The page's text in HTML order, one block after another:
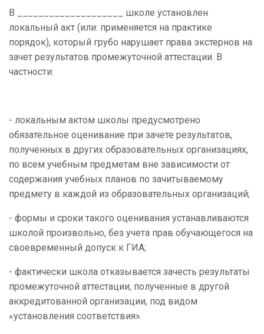
В ____________________ школе установлен
локальный акт (или: применяется на практике
порядок), который грубо нарушает права экстернов на
зачет результатов промежуточной аттестации. В
частности:
- локальным актом школы предусмотрено
обязательное оценивание при зачете результатов,
полученных в других образовательных организациях,
по всем учебным предметам вне зависимости от
содержания учебных планов по зачитываемому
предмету в каждой из образовательных организаций;
- формы и сроки такого оценивания устанавливаются
школой произвольно, без учета прав обучающегося на
своевременный допуск к ГИА;
- фактически школа отказывается зачесть результаты
промежуточной аттестации, полученные в другой
аккредитованной организации, под видом
«установления соответствия».